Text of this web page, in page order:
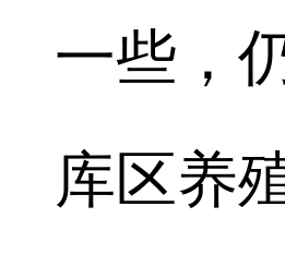
一些，
库区养